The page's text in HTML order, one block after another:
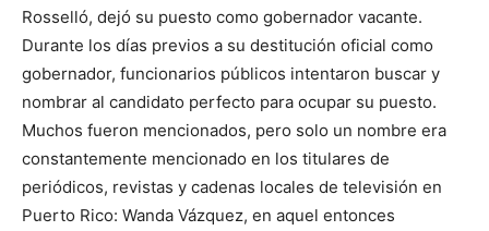
Rosselló, dejó su puesto como gobernador vacante.
Durante los días previos a su destitución oficial como
gobernador, funcionarios públicos intentaron buscar y
nombrar al candidato perfecto para ocupar su puesto.
Muchos fueron mencionados, pero solo un nombre era
constantemente mencionado en los titulares de
periódicos, revistas y cadenas locales de televisión en
Puerto Rico: Wanda Vázquez, en aquel entonces